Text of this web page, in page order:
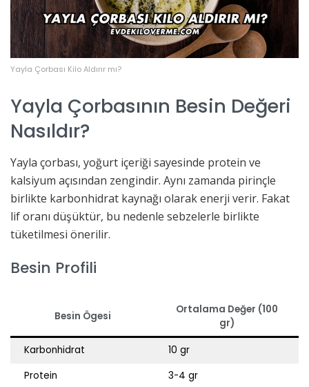
Yayla Çorbası Kilo Aldırır mı?
Yayla Çorbasının Besin Değeri
Nasıldır?
Yayla çorbası, yoğurt içeriği sayesinde protein ve
kalsiyum açısından zengindir. Aynı zamanda pirinçle
birlikte karbonhidrat kaynağı olarak enerji verir. Fakat
lif oranı düşüktür, bu nedenle sebzelerle birlikte
tüketilmesi önerilir.
Besin Profili
Besin Ögesi
Ortalama Değer (100
gr)
Karbonhidrat
10 gr
Protein
3-4 gr